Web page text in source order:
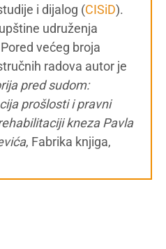
i dijalog (CISiD).
udruženja
većeg broja
radova autor je
pred sudom:
prošlosti i pravni
kneza Pavla
, Fabrika knjiga,